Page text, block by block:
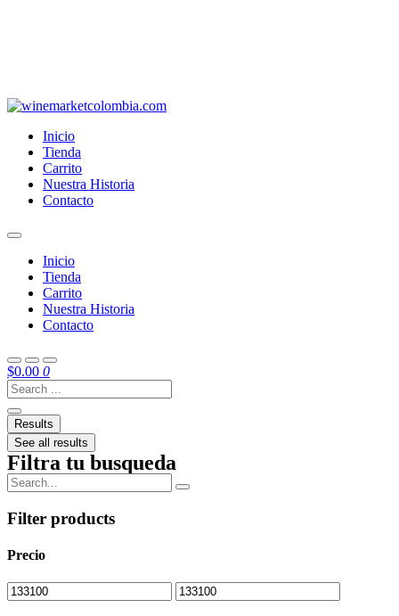
Inicio
Tienda
Carrito
Nuestra Historia
Contacto
Inicio
Tienda
Carrito
Nuestra Historia
Contacto
$0.00 0
Results
See all results
Filtra tu busqueda
Filter products
Precio